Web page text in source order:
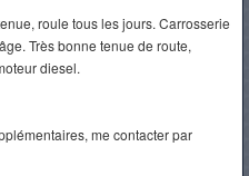
roule tous les jours. Carrosserie
Très bonne tenue de route,
diesel.
me contacter par